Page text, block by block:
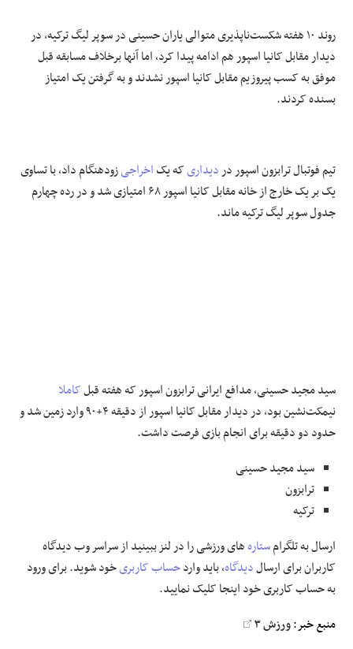
روند ۱۰ هفته شکست‌ناپذیری متوالی یاران حسینی در سوپر لیگ ترکیه، در
دیدار مقابل کانیا اسپور هم ادامه پیدا کرد، اما آنها برخلاف مسابقه قبل
موفق به کسب پیروزیم مقابل کانیا اسپور نشدند و به گرفتن یک امتیاز
بسنده کردند.
تیم فوتبال ترابزون اسپور دردیداریکه یکاخراجیزودهنگام داد، با تساوی
یک بر یک خارج از خانه مقابل کانیا اسپور ۶۸ امتیازی شد و در رده چهارم
جدول سوپر لیگ ترکیه ماند.
سید مجید حسینی، مدافع ایرانی ترابزون اسپور که هفته قبلکاملا
نیمکت‌نشین بود، در دیدار مقابل کانیا اسپور از دقیقه ۴+۹۰ وارد زمین شد و
حدود دو دقیقه برای انجام بازی فرصت داشت.
سید مجید حسینی
ترابزون
ترکیه
ارسال به تلگرامستارههای ورزشی را در لنز ببینید از سراسر وبديدگاه
کاربران برای ارسالدیدگاه، باید واردحساب کاربریخود شوید. برای ورود
به حساب کاربری خود اینجا کلیک نمایید.
منبع خبر:ورزش ۳